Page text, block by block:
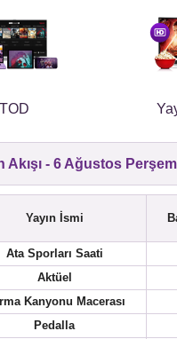
TOD
Akışı - 6 Ağustos
Yayın İsmi
Ata Sporları Saati
Aktüel
Kanyonu Macerası
Pedalla